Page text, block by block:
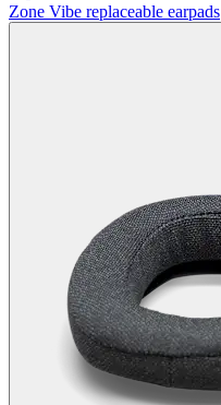
Zone Vibe replaceable earpads